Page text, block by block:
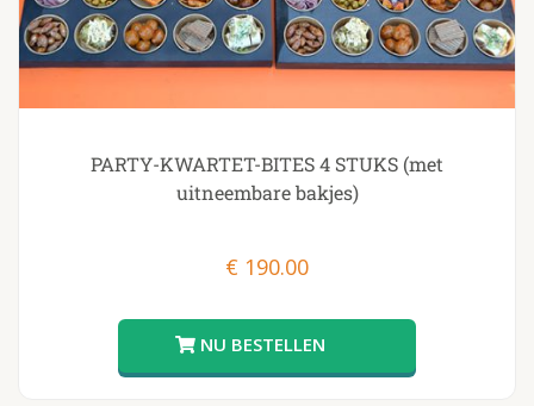
PARTY-KWARTET-BITES 4 STUKS (met
uitneembare bakjes)
€ 190.00